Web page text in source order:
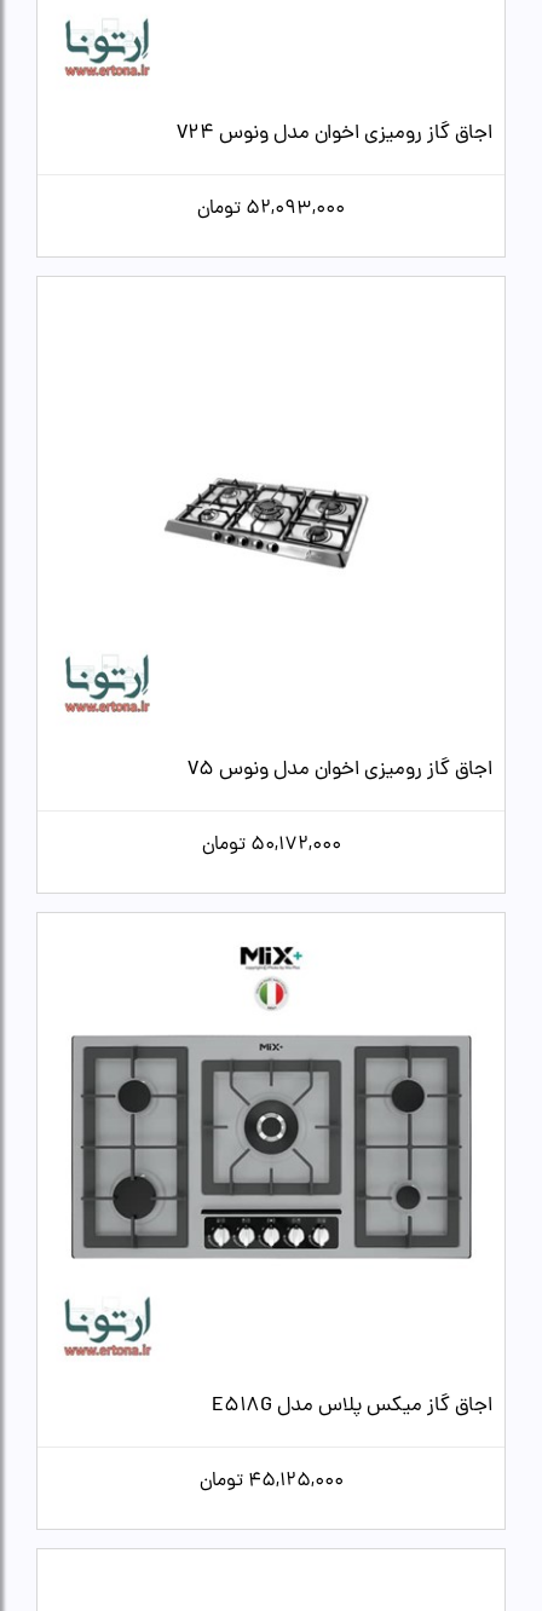
اجاق گاز رومیزی اخوان مدل ونوس V24
52,093,000 تومان
اجاق گاز رومیزی اخوان مدل ونوس V5
50,172,000 تومان
اجاق گاز میکس پلاس مدل E518G
45,125,000 تومان